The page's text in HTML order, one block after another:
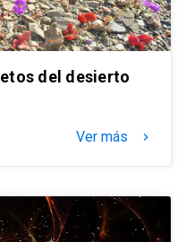
del desierto
Ver más keyboard_arrow_right